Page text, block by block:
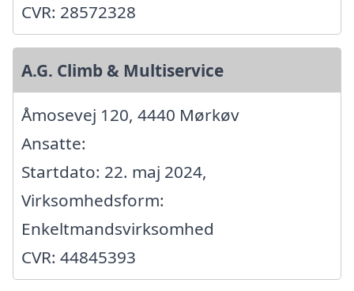
CVR: 28572328
A.G. Climb & Multiservice
Åmosevej 120, 4440 Mørkøv
Ansatte:
Startdato: 22. maj 2024,
Virksomhedsform:
Enkeltmandsvirksomhed
CVR: 44845393